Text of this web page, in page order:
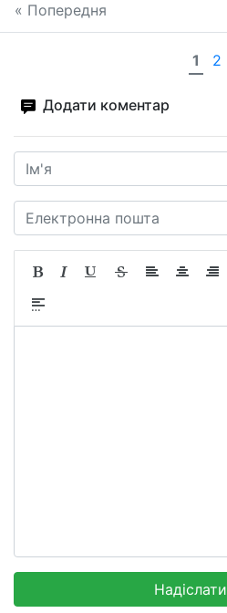
« Попередня
1 2
Додати коментар
Надіслати